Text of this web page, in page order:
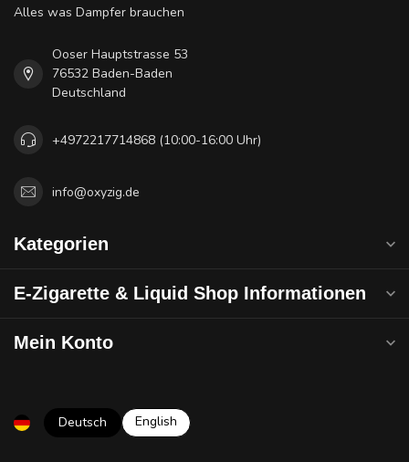
Alles was Dampfer brauchen
Ooser Hauptstrasse 53
76532 Baden-Baden
Deutschland
+4972217714868 (10:00-16:00 Uhr)
info@oxyzig.de
Kategorien
E-Zigarette & Liquid Shop Informationen
Mein Konto
Deutsch English